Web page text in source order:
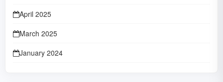
April 2025
March 2025
January 2024